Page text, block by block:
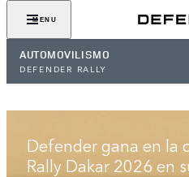
MENU
AUTOMOVILISMO
DEFENDER RALLY
DEFENDER
Defender gana en la
Rally Dakar 2026 en